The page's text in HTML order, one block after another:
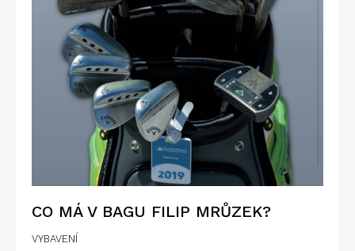
CO MÁ V BAGU FILIP MRŮZEK?
VYBAVENÍ